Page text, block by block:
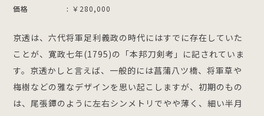
価格
￥280,000
京透は、六代将軍足利義政の時代にはすでに存在していた
ことが、寛政七年(1795)の「本邦刀剣考」に記されていま
す。京透かしと言えば、一般的には菖蒲八ツ橋、将軍草や
梅樹などの雅なデザインを思い起こしますが、初期のもの
は、尾張鐔のように左右シンメトリでやや薄く、細い半月